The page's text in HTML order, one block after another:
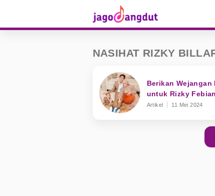
NASIHAT RIZKY
Berikan
untuk Rizky
Artikel 11 Mei 2024